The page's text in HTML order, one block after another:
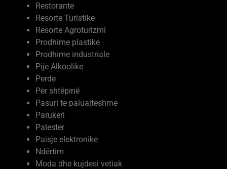
Resorte Turistike
Resorte Agroturizmi
Prodhime plastike
Prodhime industriale
Pije Alkoolike
Perde
Për shtëpinë
Pasuri te paluajteshme
Parukeri
Palester
Paisje elektronike
Ndërtim
Moda dhe kujdesi vetiak
Mobilje me porosi